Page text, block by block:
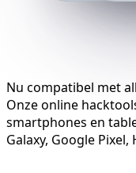
Nu compatibel met
Onze online
smartphones en
Galaxy, Google